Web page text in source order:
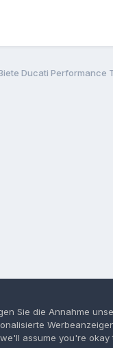
Ducati Performance
Sie die Annahme
assume you're okay